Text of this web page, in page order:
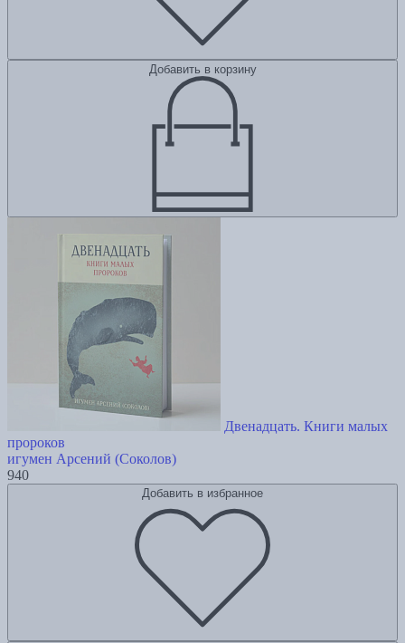
Добавить в корзину
Двенадцать. Книги малых
пророков
игумен Арсений (Соколов)
940
Добавить в избранное